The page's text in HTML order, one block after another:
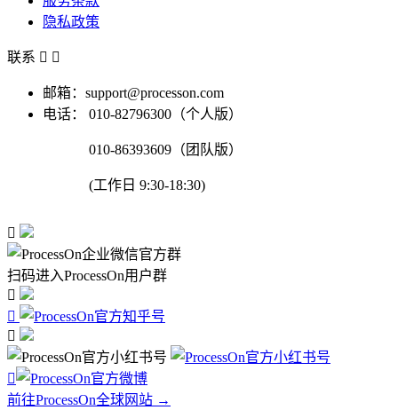
隐私政策
联系  
邮箱：support@processon.com
电话：
010-82796300（个人版）
010-86393609（团队版）
(工作日 9:30-18:30)

扫码进入ProcessOn用户群




前往ProcessOn全球网站 →